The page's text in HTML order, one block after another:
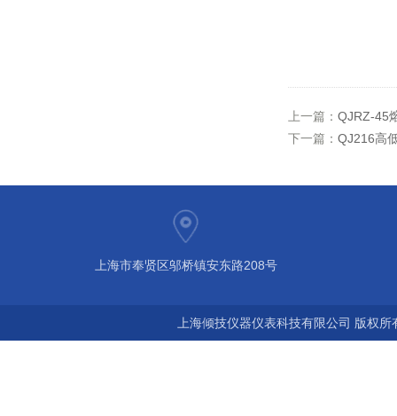
上一篇： QJRZ-45
下一篇： QJ216高
上海市奉贤区邬桥镇安东路208号
上海倾技仪器仪表科技有限公司 版权